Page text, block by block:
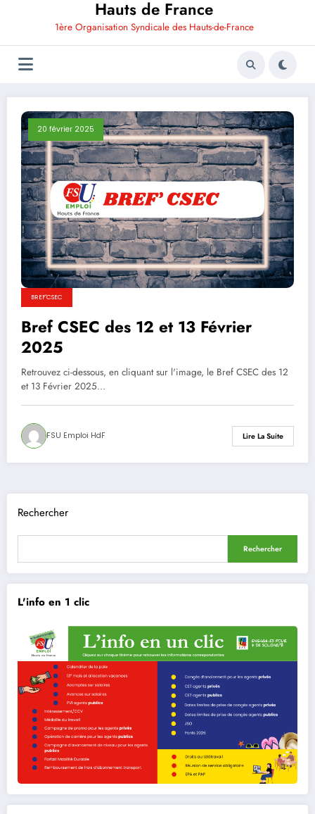
Hauts de France
1ère Organisation Syndicale des Hauts-de-France
20 février 2025
BREF'CSEC
Bref CSEC des 12 et 13 Février
2025
Retrouvez ci-dessous, en cliquant sur l'image, le Bref CSEC des 12
et 13 Février 2025…
FSU Emploi HdF Lire La Suite
Rechercher
Rechercher
L'info en 1 clic